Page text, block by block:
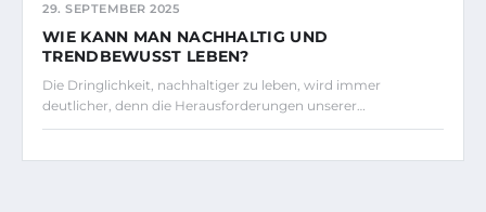
29. SEPTEMBER 2025
WIE KANN MAN NACHHALTIG UND
TRENDBEWUSST LEBEN?
Die Dringlichkeit, nachhaltiger zu leben, wird immer
deutlicher, denn die Herausforderungen unserer…